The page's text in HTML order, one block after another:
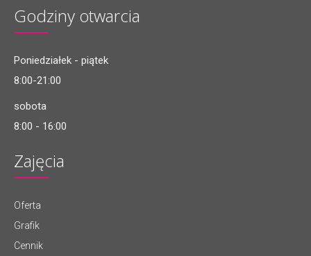
Godziny otwarcia
Poniedziałek - piątek
8:00-21:00
sobota
8:00 - 16:00
Zajęcia
Oferta
Grafik
Cennik